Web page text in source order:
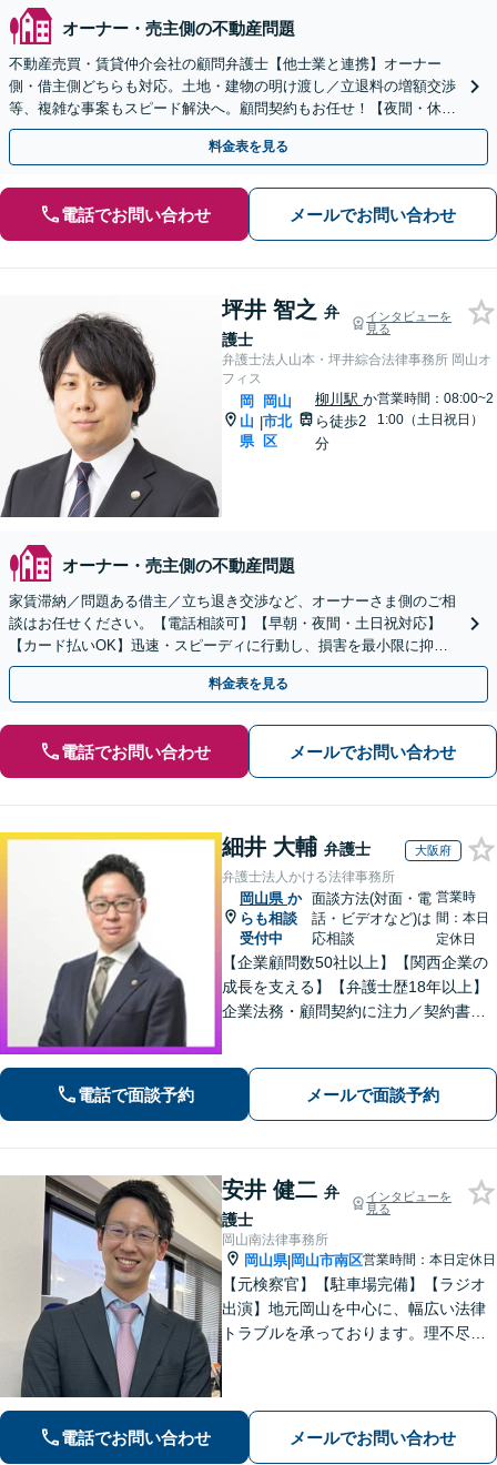
オーナー・売主側の不動産問題
不動産売買・賃貸仲介会社の顧問弁護士【他士業と連携】オーナー
側・借主側どちらも対応。土地・建物の明け渡し／立退料の増額交渉
等、複雑な事案もスピード解決へ。顧問契約もお任せ！【夜間・休日
対応】【岡山駅10分】
料金表を見る
電話でお問い合わせ メールでお問い合わせ
坪井 智之 弁
護士
インタビューを
見る
弁護士法人山本・坪井綜合法律事務所 岡山オ
フィス
岡
山
県
|
岡山
市北
区
柳川駅か
ら徒歩2
分
営業時間：08:00~2
1:00（土日祝日）
オーナー・売主側の不動産問題
家賃滞納／問題ある借主／立ち退き交渉など、オーナーさま側のご相
談はお任せください。【電話相談可】【早朝・夜間・土日祝対応】
【カード払いOK】迅速・スピーディに行動し、損害を最小限に抑え
るよう解決へ向けて尽力します【初回相談料無料】
料金表を見る
電話でお問い合わせ メールでお問い合わせ
細井 大輔 弁護士 大阪府
弁護士法人かける法律事務所
岡山県 か
らも相談
受付中
面談方法(対面・電
話・ビデオなど)は
応相談
営業時
間：本日
定休日
【企業顧問数50社以上】【関西企業の
成長を支える】【弁護士歴18年以上】
企業法務・顧問契約に注力／契約書・
ポート【企業側の労働トラブル解決に
注力】【淀屋橋駅・北浜駅すぐ】
電話で面談予約 メールで面談予約
安井 健二 弁
護士
インタビューを
見る
岡山南法律事務所
岡山県|岡山市南区営業時間：本日定休日
【元検察官】【駐車場完備】【ラジオ
出演】地元岡山を中心に、幅広い法律
トラブルを承っております。理不尽な
にご相談ください【WEB面談｜夜間面
談可】
電話でお問い合わせ メールでお問い合わせ